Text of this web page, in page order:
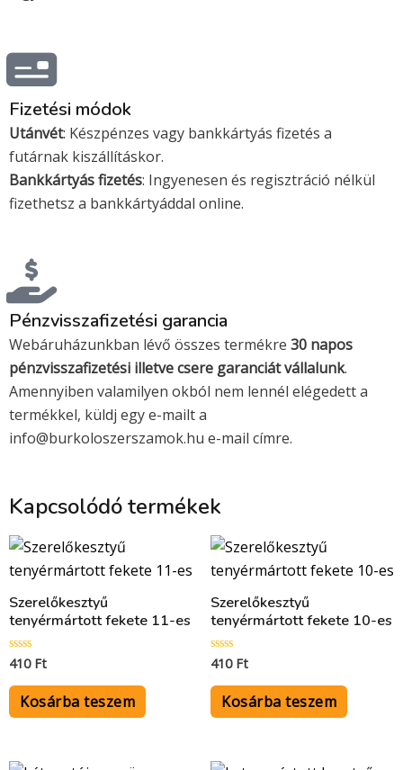
r
c
a
Fizetési módok
Utánvét: Készpénzes vagy bankkártyás fizetés a
futárnak kiszállításkor.
Bankkártyás fizetés: Ingyenesen és regisztráció nélkül
fizethetsz a bankkártyáddal online.
Pénzvisszafizetési garancia
Webáruházunkban lévő összes termékre 30 napos
pénzvisszafizetési illetve csere garanciát vállalunk.
Amennyiben valamilyen okból nem lennél elégedett a
termékkel, küldj egy e-mailt a
info@burkoloszerszamok.hu e-mail címre.
Kapcsolódó termékek
Szerelőkesztyű
tenyérmártott fekete 11-es
Értékelés:
/
410 Ft
Kosárba teszem
Szerelőkesztyű
tenyérmártott fekete 10-es
Értékelés:
/
410 Ft
Kosárba teszem